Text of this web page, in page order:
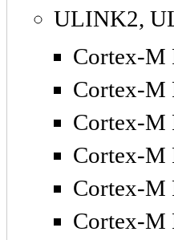
ULINK2,
Cortex-M
Cortex-M
Cortex-M
Cortex-M
Cortex-M
Cortex-M